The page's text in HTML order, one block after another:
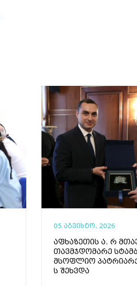
05 აგვისტო, 2026
აფხაზეთის ა. რ
თავმჯდომარე
მსოფლიო
ს შეხვდა